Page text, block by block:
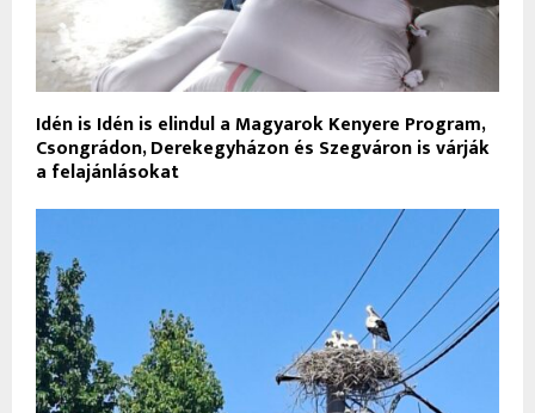
Idén is Idén is elindul a Magyarok Kenyere Program,
Csongrádon, Derekegyházon és Szegváron is várják
a felajánlásokat